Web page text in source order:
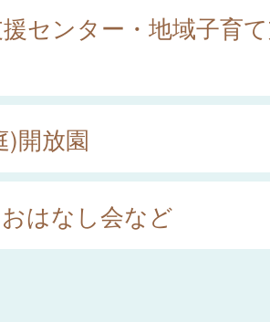
センター・地域子育
)開放園
はなし会など